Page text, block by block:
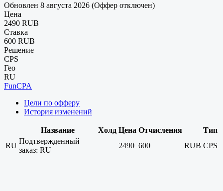
Обновлен 8 августа 2026 (Оффер отключен)
Цена
2490 RUB
Ставка
600 RUB
Решение
CPS
Гео
RU
FunCPA
Цели по офферу
История изменений
Название Холд Цена Отчисления
Тип
RU
Подтвержденный
заказ: RU
2490 600 RUB CPS